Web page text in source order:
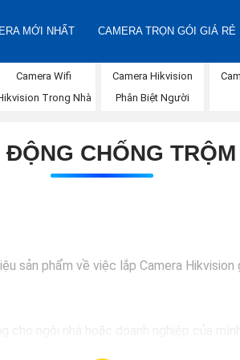
MỚI NHẤT CAMERA TRỌN GÓI GIÁ RẺ
Camera Wifi
Trong Nhà
Camera Hikvision
Phân Biệt Người
CHỐNG
sản phẩm về việc lắp Camera